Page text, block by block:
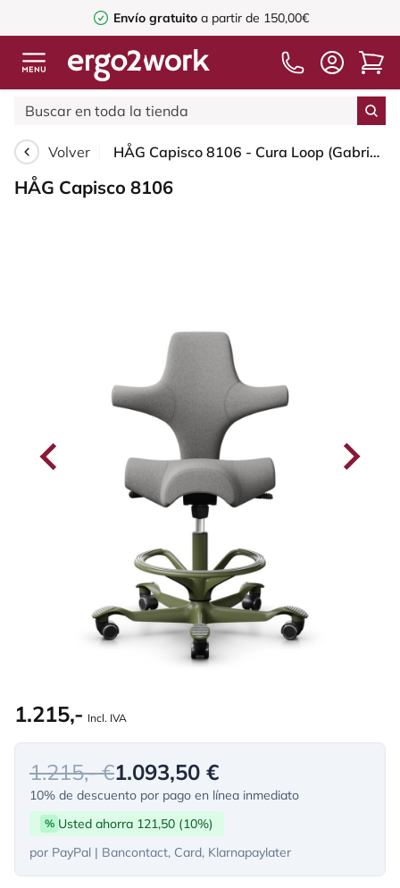
Envío gratuito a partir de 150,00€
Volver HÅG Capisco 8106 - Cura Loop (Gabriel) - Poliéster reciclados - CLP60110 Light grey - Moss Grey - 265 mm (seat height 53-79cm) - Soft castors for hard floors
HÅG Capisco 8106
1.215,- Incl. IVA
1.215,- €1.093,50 €
10% de descuento por pago en línea inmediato
% Usted ahorra 121,50 (10%)
por PayPal | Bancontact, Card, Klarnapaylater